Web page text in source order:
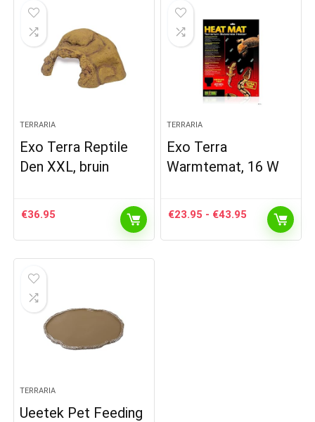
TERRARIA
Exo Terra Reptile
Den XXL, bruin
€36.95
TERRARIA
Exo Terra
Warmtemat, 16 W
€23.95 - €43.95 Prijsklasse:
€23.95
tot
TERRARIA
Ueetek Pet Feeding